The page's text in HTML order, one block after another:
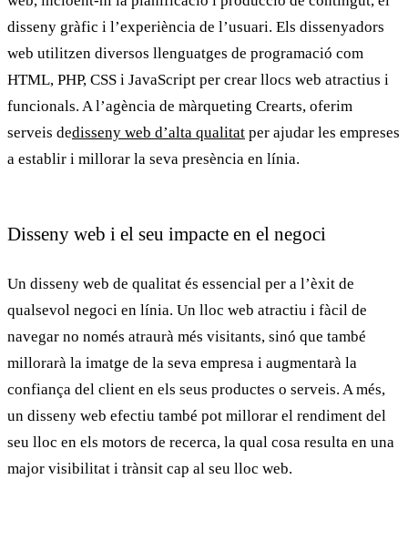
disseny gràfic i l’experiència de l’usuari. Els dissenyadors
web utilitzen diversos llenguatges de programació com
HTML, PHP, CSS i JavaScript per crear llocs web atractius i
funcionals. A l’agència de màrqueting Crearts, oferim
serveis dedisseny web d’alta qualitat per ajudar les empreses
a establir i millorar la seva presència en línia.
Disseny web i el seu impacte en el negoci
Un disseny web de qualitat és essencial per a l’èxit de
qualsevol negoci en línia. Un lloc web atractiu i fàcil de
navegar no només atraurà més visitants, sinó que també
millorarà la imatge de la seva empresa i augmentarà la
confiança del client en els seus productes o serveis. A més,
un disseny web efectiu també pot millorar el rendiment del
seu lloc en els motors de recerca, la qual cosa resulta en una
major visibilitat i trànsit cap al seu lloc web.